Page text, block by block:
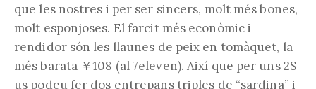
que les nostres i per ser sincers, molt més bones,
molt esponjoses. El farcit més econòmic i
rendidor són les llaunes de peix en tomàquet, la
més barata ￥108 (al 7eleven). Així que per uns 2$
us podeu fer dos entrepans triples de “sardina” i